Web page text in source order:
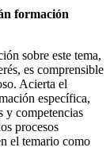
formación
sobre este tema,
es comprensible
Acierta el
específica,
y competencias
procesos
el temario como